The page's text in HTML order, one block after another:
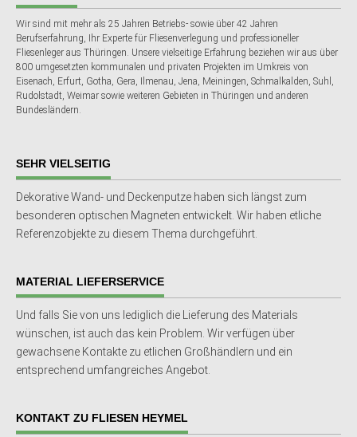
Wir sind mit mehr als 25 Jahren Betriebs- sowie über 42 Jahren
Berufserfahrung, Ihr Experte für Fliesenverlegung und professioneller
Fliesenleger aus Thüringen. Unsere vielseitige Erfahrung beziehen wir aus über
800 umgesetzten kommunalen und privaten Projekten im Umkreis von
Eisenach, Erfurt, Gotha, Gera, Ilmenau, Jena, Meiningen, Schmalkalden, Suhl,
Rudolstadt, Weimar sowie weiteren Gebieten in Thüringen und anderen
Bundesländern.
SEHR VIELSEITIG
Dekorative Wand- und Deckenputze haben sich längst zum
besonderen optischen Magneten entwickelt. Wir haben etliche
Referenzobjekte zu diesem Thema durchgeführt.
MATERIAL LIEFERSERVICE
Und falls Sie von uns lediglich die Lieferung des Materials
wünschen, ist auch das kein Problem. Wir verfügen über
gewachsene Kontakte zu etlichen Großhändlern und ein
entsprechend umfangreiches Angebot.
KONTAKT ZU FLIESEN HEYMEL